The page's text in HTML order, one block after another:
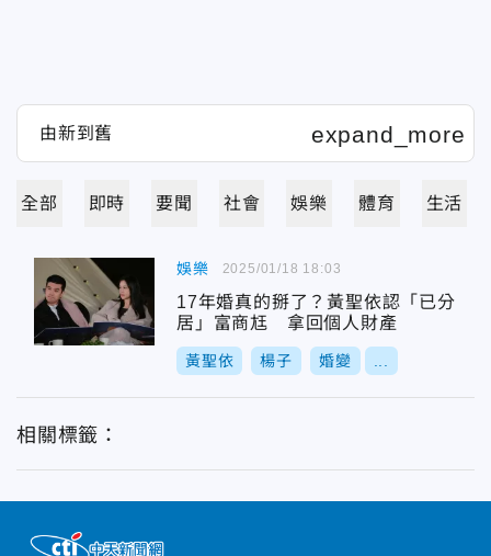
全部 即時 要聞 社會 娛樂 體育 生活
娛樂
17年婚真的掰了？黃聖依認「已分
居」富商尪 拿回個人財產
黃聖依 楊子 婚變
2025/01/18 18:03
相關標籤：